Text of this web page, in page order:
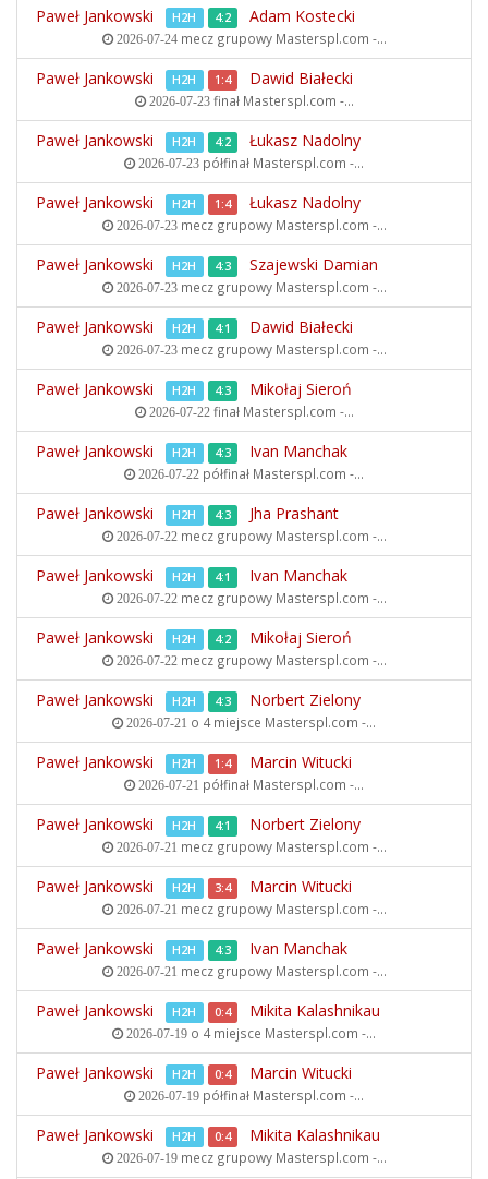
Paweł Jankowski H2H 4:2 Adam Kostecki
2026-07-24mecz grupowy Masterspl.com -...
Paweł Jankowski H2H 1:4 Dawid Białecki
2026-07-23finał Masterspl.com -...
Paweł Jankowski H2H 4:2 Łukasz Nadolny
2026-07-23 półfinał Masterspl.com -...
Paweł Jankowski H2H 1:4 Łukasz Nadolny
2026-07-23mecz grupowy Masterspl.com -...
Paweł Jankowski H2H 4:3 Szajewski Damian
2026-07-23mecz grupowy Masterspl.com -...
Paweł Jankowski H2H 4:1 Dawid Białecki
2026-07-23mecz grupowy Masterspl.com -...
Paweł Jankowski H2H 4:3 Mikołaj Sieroń
2026-07-22finał Masterspl.com -...
Paweł Jankowski H2H 4:3 Ivan Manchak
2026-07-22 półfinał Masterspl.com -...
Paweł Jankowski H2H 4:3 Jha Prashant
2026-07-22mecz grupowy Masterspl.com -...
Paweł Jankowski H2H 4:1 Ivan Manchak
2026-07-22mecz grupowy Masterspl.com -...
Paweł Jankowski H2H 4:2 Mikołaj Sieroń
2026-07-22mecz grupowy Masterspl.com -...
Paweł Jankowski H2H 4:3 Norbert Zielony
2026-07-21 o 4 miejsce Masterspl.com -...
Paweł Jankowski H2H 1:4 Marcin Witucki
2026-07-21 półfinał Masterspl.com -...
Paweł Jankowski H2H 4:1 Norbert Zielony
2026-07-21 mecz grupowy Masterspl.com -...
Paweł Jankowski H2H 3:4 Marcin Witucki
2026-07-21 mecz grupowy Masterspl.com -...
Paweł Jankowski H2H 4:3 Ivan Manchak
2026-07-21 mecz grupowy Masterspl.com -...
Paweł Jankowski H2H 0:4 Mikita Kalashnikau
2026-07-19 o 4 miejsce Masterspl.com -...
Paweł Jankowski H2H 0:4 Marcin Witucki
2026-07-19 półfinał Masterspl.com -...
Paweł Jankowski H2H 0:4 Mikita Kalashnikau
2026-07-19mecz grupowy Masterspl.com -...